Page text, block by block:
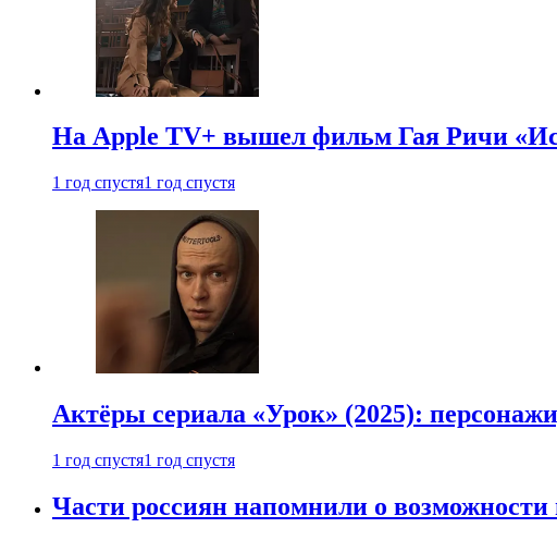
На Apple TV+ вышел фильм Гая Ричи
1 год спустя1 год спустя
Актёры сериала «Урок» (2025):
1 год спустя1 год спустя
Части россиян напомнили о